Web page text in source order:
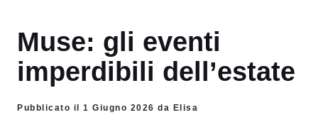
Muse: gli eventi
imperdibili dell’estate
Pubblicato il 1 Giugno 2026 da Elisa